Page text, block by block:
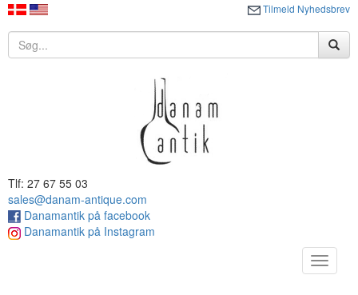
Tilmeld Nyhedsbrev
Tlf: 27 67 55 03
sales@danam-antique.com
Danamantik på facebook
Danamantik på Instagram
Toggle